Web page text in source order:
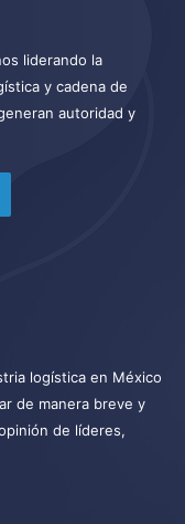
liderando la
y cadena de
autoridad y
logística en México
de manera breve y
de líderes,